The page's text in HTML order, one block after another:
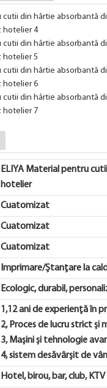
ELIYA Material pentru
hotelier
Cuatomizat
Cuatomizat
Cuatomizat
Imprimare/Ștanțare la
Ecologic, durabil,
1,12 ani de experiență în
2, Proces de lucru strict și
3, Mașini și tehnologie
4, sistem desăvârșit de
Hotel, birou, bar, club, KTV